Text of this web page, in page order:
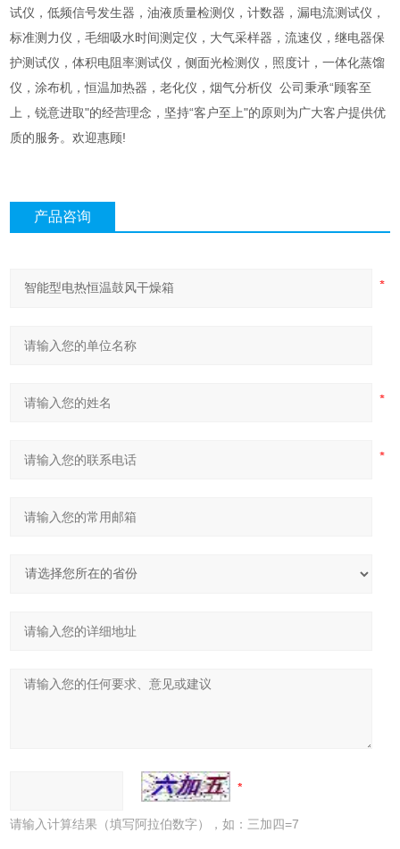
试仪，低频信号发生器，油液质量检测仪，计数器，漏电流测试仪，
标准测力仪，毛细吸水时间测定仪，大气采样器，流速仪，继电器保
护测试仪，体积电阻率测试仪，侧面光检测仪，照度计，一体化蒸馏
仪，涂布机，恒温加热器，老化仪，烟气分析仪 公司秉承“顾客至
上，锐意进取"的经营理念，坚持“客户至上"的原则为广大客户提供优
质的服务。欢迎惠顾!
产品咨询
请输入计算结果（填写阿拉伯数字），如：三加四=7